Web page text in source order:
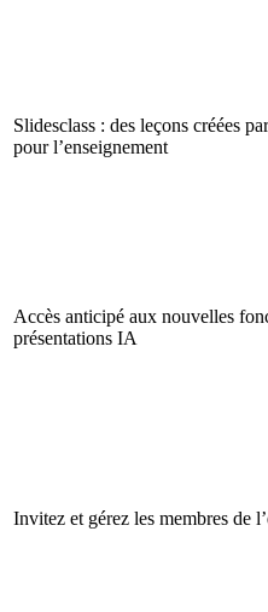
Slidesclass : des leçons créées
pour l’enseignement
Accès anticipé aux nouvelles
présentations IA
Invitez et gérez les membres de